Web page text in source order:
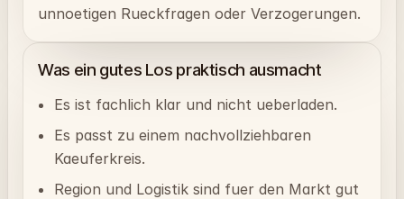
unnoetigen Rueckfragen oder Verzogerungen.
Was ein gutes Los praktisch ausmacht
Es ist fachlich klar und nicht ueberladen.
Es passt zu einem nachvollziehbaren
Kaeuferkreis.
Region und Logistik sind fuer den Markt gut